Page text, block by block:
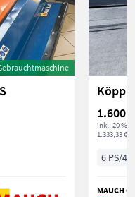
Köppl
1.600 €
inkl. 20 %
1.333,33 €
6 PS/4
MAUCH